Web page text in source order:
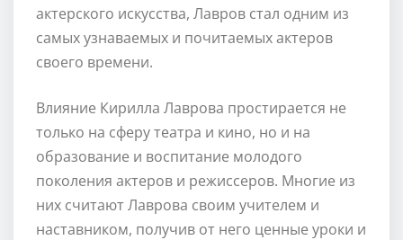
актерского искусства, Лавров стал одним из
самых узнаваемых и почитаемых актеров
своего времени.
Влияние Кирилла Лаврова простирается не
только на сферу театра и кино, но и на
образование и воспитание молодого
поколения актеров и режиссеров. Многие из
них считают Лаврова своим учителем и
наставником, получив от него ценные уроки и